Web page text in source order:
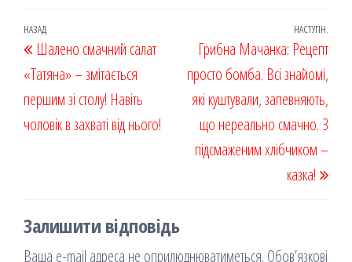
k on ис
Навігація
записів
Попередній
запис
НАЗАД
Шалено смачний салат
«Татяна» – змітається
першим зі столу! Навіть
чоловік в захваті від нього!
НАСТУПН.
Грибна Мачанка: Рецепт
просто бомба. Всі знайомі,
які куштували, запевняють,
що нереально смачно. З
підсмаженим хлібчиком –
казка!
Залишити відповідь
Ваша e-mail адреса не оприлюднюватиметься. Обов’язкові